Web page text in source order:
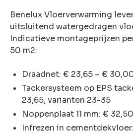
Benelux Vloerverwarming
uitsluitend watergedragen
Indicatieve montageprijzen
50 m2:
Draadnet: € 23,65 – €
Tackersysteem op EPS
23,65, varianten 23-35
Noppenplaat 11 mm: €
Infrezen in